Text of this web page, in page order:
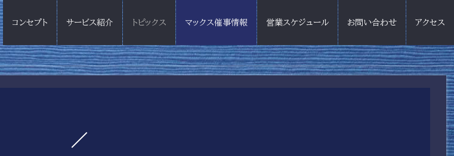
コンセプト サービス紹介 トピックス マックス催事情報 営業スケジュール お問い合わせ アクセス